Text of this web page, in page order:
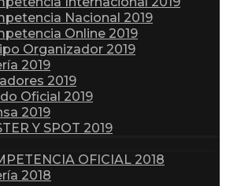
Nacional 2019
Online 2019
Organizador 2019
2019
2019
Oficial 2019
2019
Y SPOT 2019
OFICIAL 2018
2018